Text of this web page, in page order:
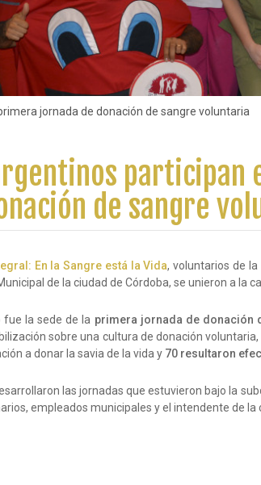
jornada de donación de sangre voluntaria
participan
de sangre
En la Sangre está la Vida, voluntarios de la
de la ciudad de Córdoba, se unieron a la
fue la sede de la primera jornada de donación
sobre una cultura de donación
a donar la savia de la vida y 70 resultaron
las jornadas que estuvieron bajo la
empleados municipales y el intendente de